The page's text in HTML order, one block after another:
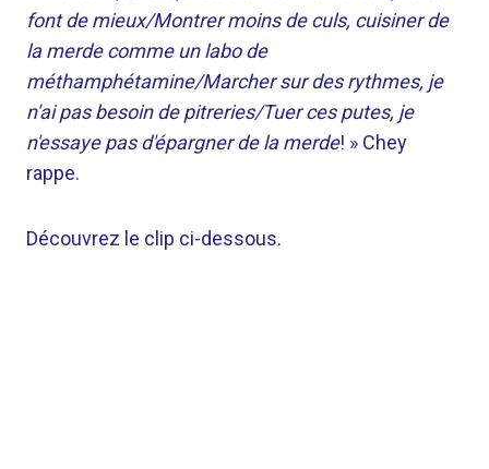
font de mieux/Montrer moins de culs, cuisiner de
la merde comme un labo de
méthamphétamine/Marcher sur des rythmes, je
n'ai pas besoin de pitreries/Tuer ces putes, je
n'essaye pas d'épargner de la merde! » Chey
rappe.
Découvrez le clip ci-dessous.